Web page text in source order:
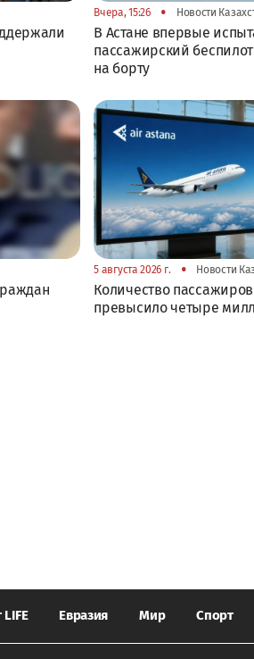
Вчера, 15:26 • Новости
В Астане впервые
пассажирский
на борту
5 августа 2026 г. • Новости
Количество
превысило четыре
Евразия Мир Спорт